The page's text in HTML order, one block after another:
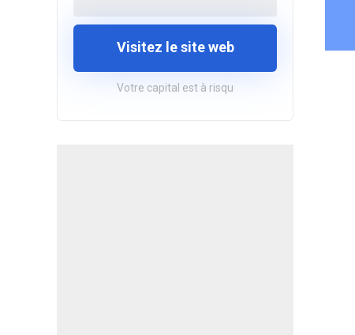
Visitez le site web
Votre capital est à risqu